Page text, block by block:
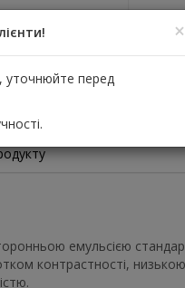
емульсією
контрастності,
×
уточнюйте перед